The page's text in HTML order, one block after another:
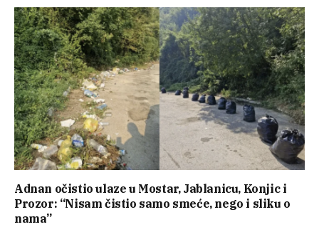
Adnan očistio ulaze u Mostar, Jablanicu, Konjic i
Prozor: “Nisam čistio samo smeće, nego i sliku o
nama”